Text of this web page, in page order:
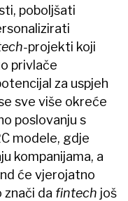
poboljšati
projekti koji
privlače
za uspjeh
sve više okreće
poslovanju s
modele, gdje
kompanijama, a
će vjerojatno
da fintech još